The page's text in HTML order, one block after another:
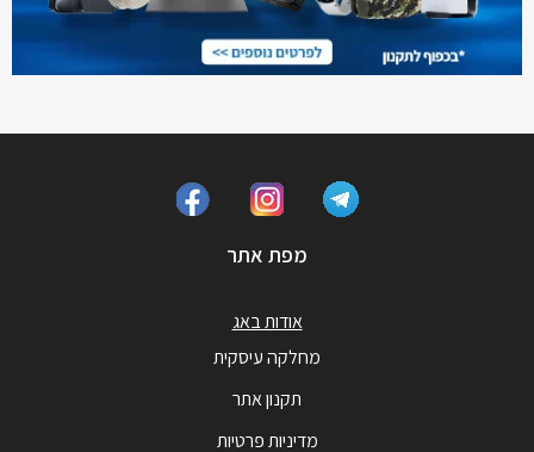
מפת אתר
אודות באג
מחלקה עיסקית
תקנון אתר
מדיניות פרטיות